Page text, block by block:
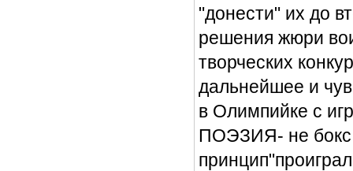
"донести" их до
решения жюри
творческих
дальнейшее и
в Олимпийке с
ПОЭЗИЯ- не бокс,